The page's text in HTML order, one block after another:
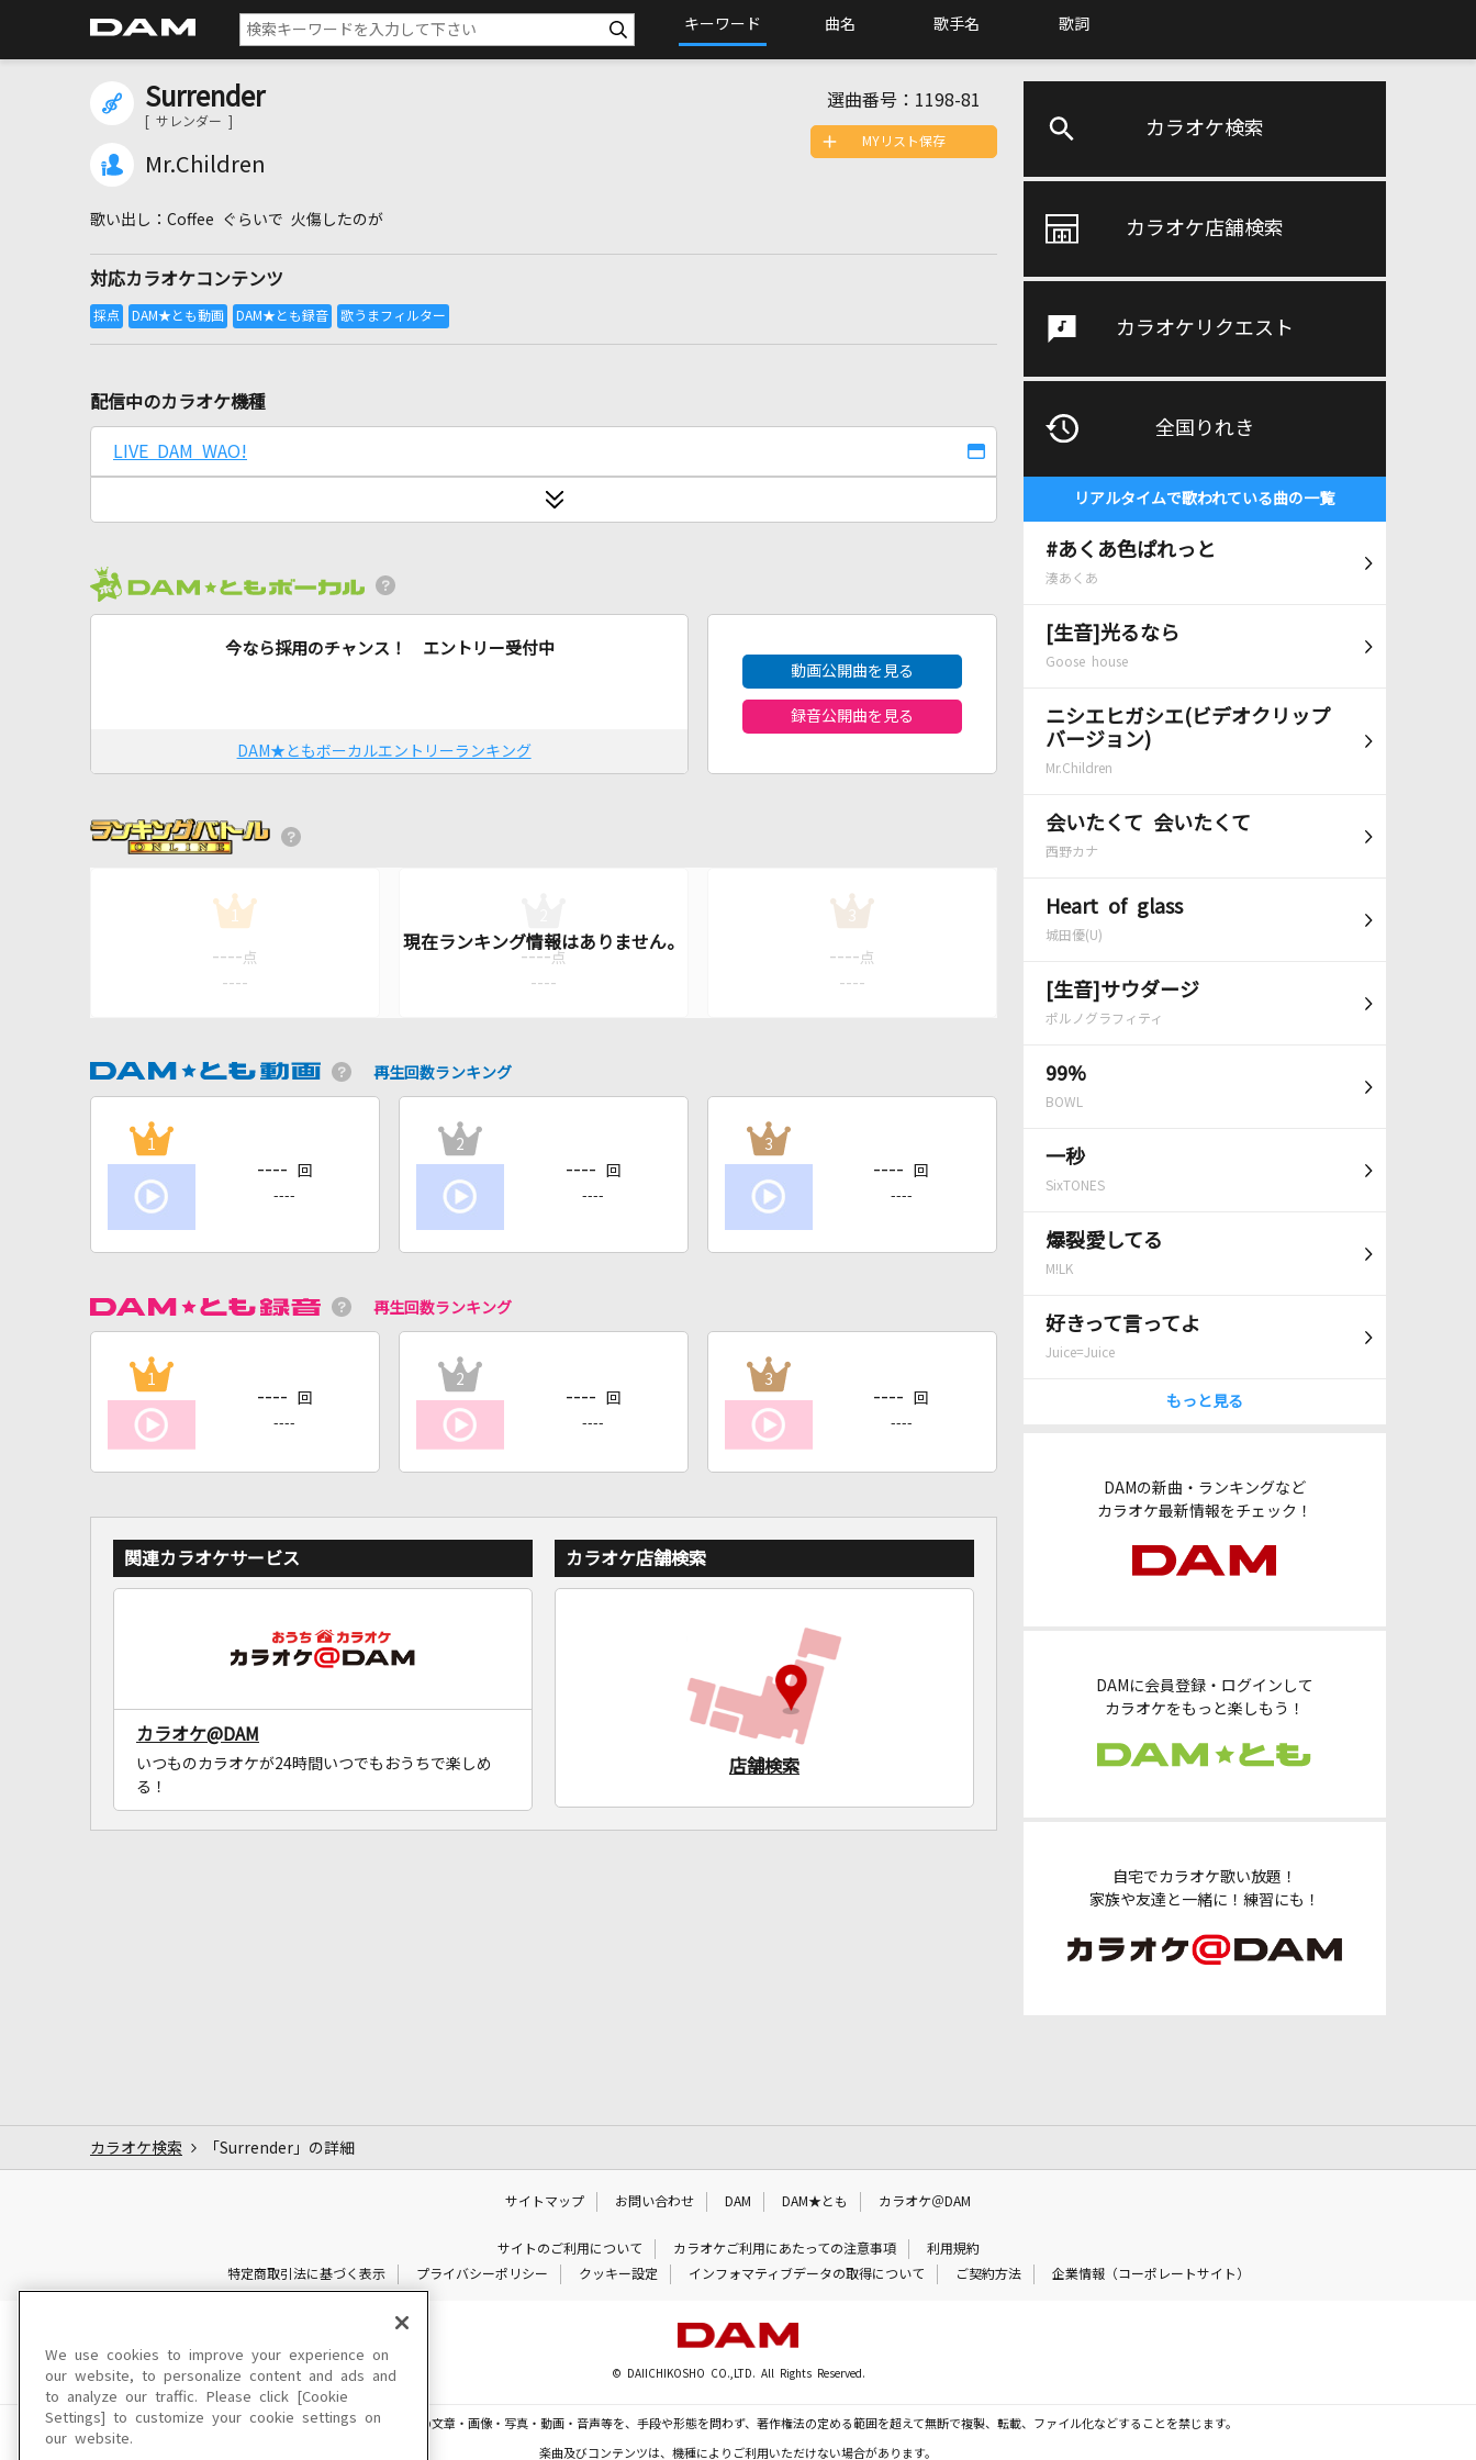
キーワード 曲名 歌手名 歌詞
カラオケ検索
カラオケ店舗検索
カラオケリクエスト
全国りれき
リアルタイムで歌われている曲の一覧
#あくあ色ぱれっと
湊あくあ
[生音]光るなら
Goose house
ニシエヒガシエ(ビデオクリップ
バージョン)
Mr.Children
会いたくて 会いたくて
西野カナ
Heart of glass
城田優(U)
[生音]サウダージ
ポルノグラフィティ
99%
BOWL
一秒
SixTONES
爆裂愛してる
M!LK
好きって言ってよ
Juice=Juice
もっと見る
DAMの新曲・ランキングなど
カラオケ最新情報をチェック！
DAMに会員登録・ログインして
カラオケをもっと楽しもう！
自宅でカラオケ歌い放題！
家族や友達と一緒に！練習にも！
Surrender
[ サレンダー ]
Mr.Children
選曲番号： 1198-81
Coffee ぐらいで 火傷したのが
対応カラオケコンテンツ
MYリスト保存
配信中のカラオケ機種
LIVE DAM WAO!
今なら採用のチャンス！ エントリー受付中
DAM★ともボーカルエントリーランキング
動画公開曲を見る
録音公開曲を見る
1
---- 点
----
---- 点
----
3
---- 点
----
再生回数ランキング
1
---- 回
----
2
---- 回
----
3
---- 回
----
再生回数ランキング
1
---- 回
----
2
---- 回
----
3
---- 回
----
関連カラオケサービス
カラオケ@DAM
いつものカラオケが24時間いつでもおうちで楽しめ
る！
カラオケ店舗検索
店舗検索
カラオケ検索 「Surrender」の詳細
サイトマップ お問い合わせ DAM DAM★とも カラオケ＠DAM
サイトのご利用について カラオケご利用にあたっての注意事項
利用規約
特定商取引法に基づく表示
プライバシーポリシー クッキー設定 インフォマティブデータの取得について ご契約方法 企業情報（コーポレートサイト）
© DAIICHIKOSHO CO.,LTD. All Rights Reserved.
このサイトに掲載されている一切の文章・画像・写真・動画・音声等を、手段や形態を問わず、著作権法の定める範囲を超えて無断で複製、転載、ファイル化などすることを禁じます。
楽曲及びコンテンツは、機種によりご利用いただけない場合があります。
We use cookies to improve your experience on
our website, to personalize content and ads and
to analyze our traffic. Please click [Cookie
Settings] to customize your cookie settings on
our website.